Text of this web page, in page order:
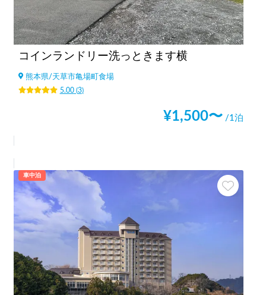
コインランドリー洗っときます横
熊本県/天草市亀場町食場
5.00(3)
¥1,500〜 /1泊
車中泊